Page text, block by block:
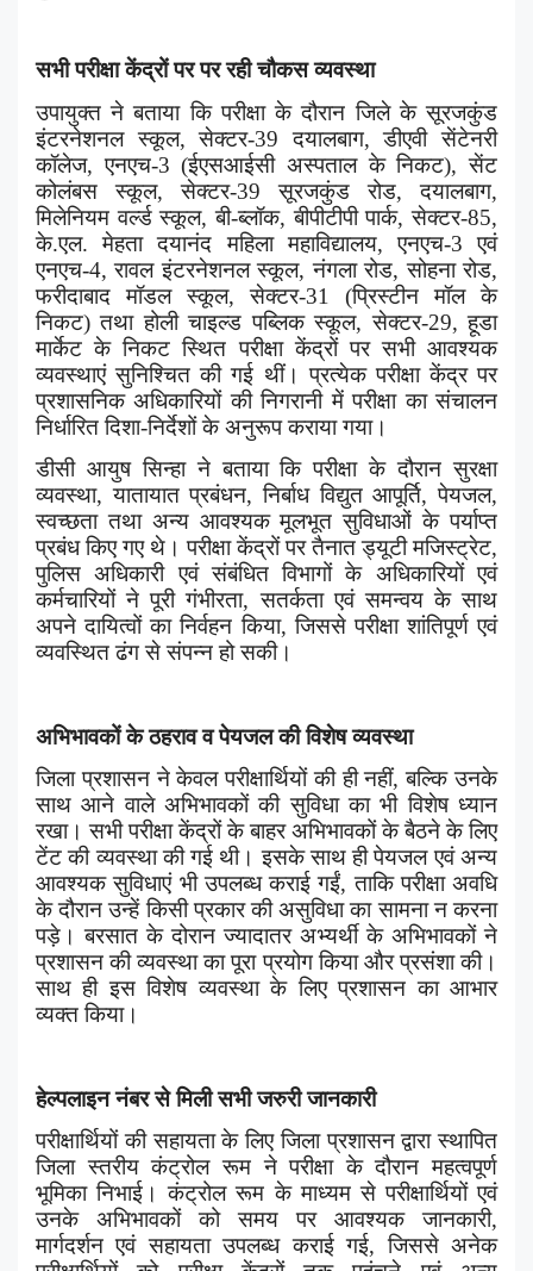
सभी परीक्षा केंद्रों पर पर रही चौकस व्यवस्था
उपायुक्त ने बताया कि परीक्षा के दौरान जिले के सूरजकुंड
इंटरनेशनल स्कूल,सेक्टर-39 दयालबाग,डीएवी सेंटेनरी
कॉलेज,एनएच-3 (ईएसआईसी अस्पताल के निकट),सेंट
कोलंबस स्कूल,सेक्टर-39 सूरजकुंड रोड,दयालबाग,
मिलेनियम वर्ल्ड स्कूल,बी-ब्लॉक,बीपीटीपी पार्क,सेक्टर-85,
के.एल. मेहता दयानंद महिला महाविद्यालय,एनएच-3 एवं
एनएच-4,रावल इंटरनेशनल स्कूल,नंगला रोड,सोहना रोड,
फरीदाबाद मॉडल स्कूल,सेक्टर-31 (प्रिस्टीन मॉल के
निकट) तथा होली चाइल्ड पब्लिक स्कूल,सेक्टर-29,हूडा
मार्केट के निकट स्थित परीक्षा केंद्रों पर सभी आवश्यक
व्यवस्थाएं सुनिश्चित की गई थीं। प्रत्येक परीक्षा केंद्र पर
प्रशासनिक अधिकारियों की निगरानी में परीक्षा का संचालन
निर्धारित दिशा-निर्देशों के अनुरूप कराया गया।
डीसी आयुष सिन्हा ने बताया कि परीक्षा के दौरान सुरक्षा
व्यवस्था,यातायात प्रबंधन,निर्बाध विद्युत आपूर्ति,पेयजल,
स्वच्छता तथा अन्य आवश्यक मूलभूत सुविधाओं के पर्याप्त
प्रबंध किए गए थे। परीक्षा केंद्रों पर तैनात ड्यूटी मजिस्ट्रेट,
पुलिस अधिकारी एवं संबंधित विभागों के अधिकारियों एवं
कर्मचारियों ने पूरी गंभीरता,सतर्कता एवं समन्वय के साथ
अपने दायित्वों का निर्वहन किया,जिससे परीक्षा शांतिपूर्ण एवं
व्यवस्थित ढंग से संपन्न हो सकी।
अभिभावकों के ठहराव व पेयजल की विशेष व्यवस्था
जिला प्रशासन ने केवल परीक्षार्थियों की ही नहीं,बल्कि उनके
साथ आने वाले अभिभावकों की सुविधा का भी विशेष ध्यान
रखा। सभी परीक्षा केंद्रों के बाहर अभिभावकों के बैठने के लिए
टेंट की व्यवस्था की गई थी। इसके साथ ही पेयजल एवं अन्य
आवश्यक सुविधाएं भी उपलब्ध कराई गईं,ताकि परीक्षा अवधि
के दौरान उन्हें किसी प्रकार की असुविधा का सामना न करना
पड़े। बरसात के दोरान ज्यादातर अभ्यर्थी के अभिभावकों ने
प्रशासन की व्यवस्था का पूरा प्रयोग किया और प्रसंशा की।
साथ ही इस विशेष व्यवस्था के लिए प्रशासन का आभार
व्यक्त किया।
हेल्पलाइन नंबर से मिली सभी जरुरी जानकारी
परीक्षार्थियों की सहायता के लिए जिला प्रशासन द्वारा स्थापित
जिला स्तरीय कंट्रोल रूम ने परीक्षा के दौरान महत्वपूर्ण
भूमिका निभाई। कंट्रोल रूम के माध्यम से परीक्षार्थियों एवं
उनके अभिभावकों को समय पर आवश्यक जानकारी,
मार्गदर्शन एवं सहायता उपलब्ध कराई गई,जिससे अनेक